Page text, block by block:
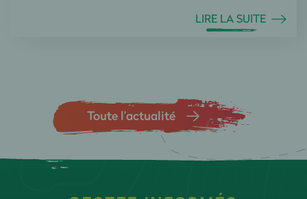
LIRE LA SUITE
Toute l’actualité